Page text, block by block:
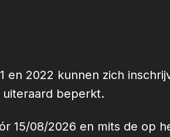
en 2022 kunnen zich
uiteraard beperkt.
15/08/2026 en mits de op